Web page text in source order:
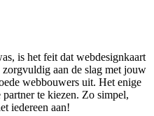
is het feit dat webdesignkaart
aan de slag met jouw
webbouwers uit. Het enige
te kiezen. Zo simpel,
iedereen aan!